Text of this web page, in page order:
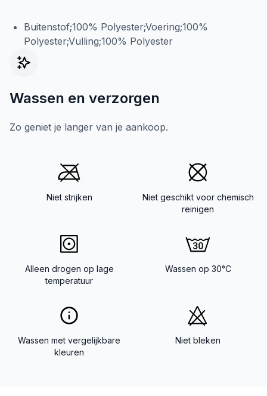
Buitenstof;100% Polyester;Voering;100%
Polyester;Vulling;100% Polyester
Wassen en verzorgen
Zo geniet je langer van je aankoop.
Niet strijken
Niet geschikt voor chemisch
reinigen
Alleen drogen op lage
temperatuur
Wassen op 30°C
Wassen met vergelijkbare
kleuren
Niet bleken